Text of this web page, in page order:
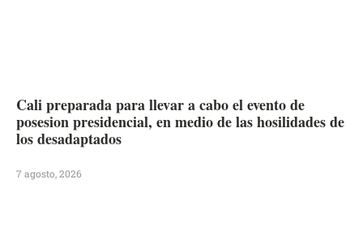
Cali preparada para llevar a cabo el evento de
posesion presidencial, en medio de las hosilidades de
los desadaptados
7 agosto, 2026